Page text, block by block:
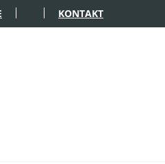
KONTAKT